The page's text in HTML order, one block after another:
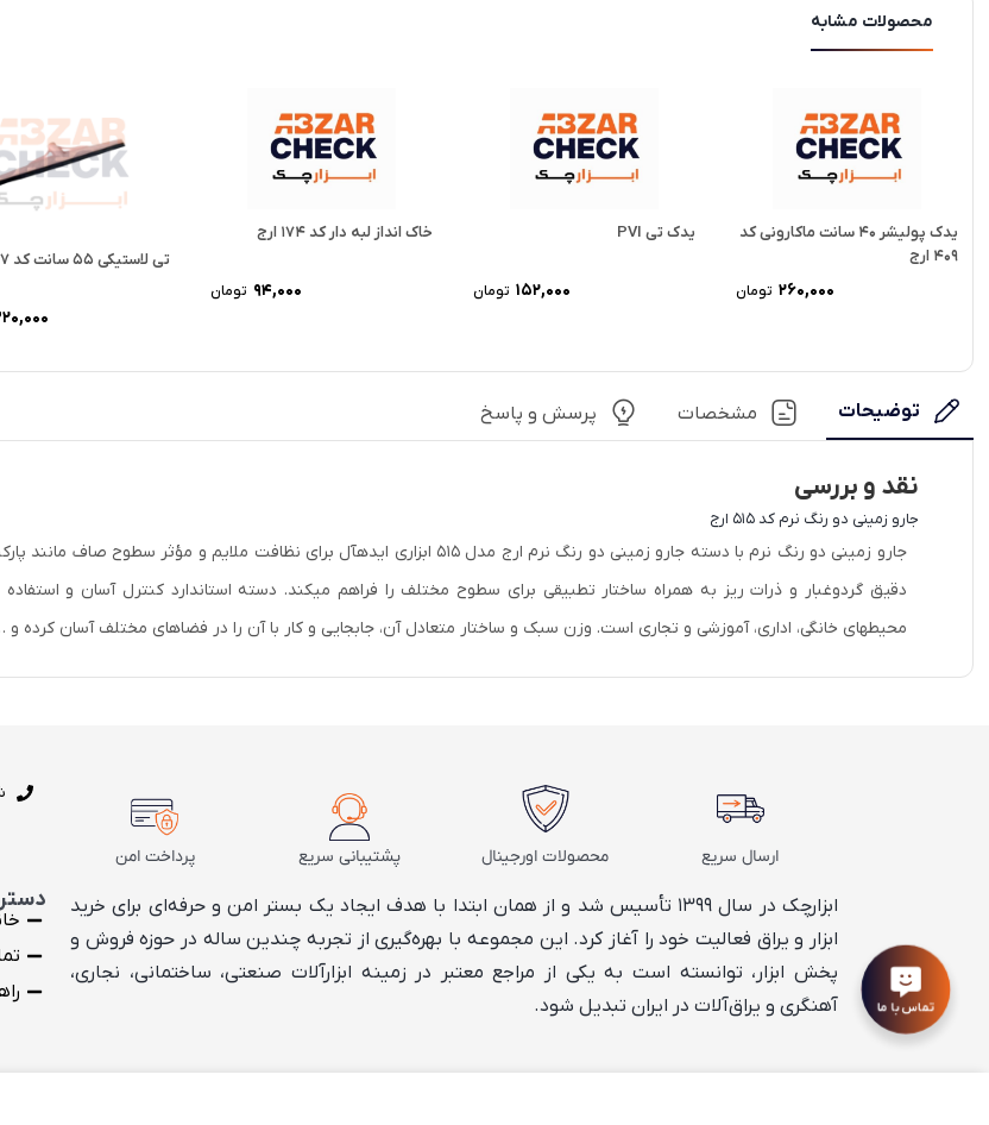
محصولات مشابه
یدک پولیشر 40 سانت ماکارونی کد
409 ارج
۲۶۰,۰۰۰ تومان
یدک تی PVI
۱۵۲,۰۰۰ تومان
خاک انداز لبه دار کد 174 ارج
۹۴,۰۰۰ تومان
تی لاستیکی 55 سانت کد 177 ارج
توضیحات مشخصات پرسش و پاسخ
نقد و بررسی
جارو زمینی دو رنگ نرم کد 515 ارج
جارو زمینی دو رنگ نرم با دسته جارو زمینی دو رنگ نرم ارج مدل ۵۱۵ ابزاری ایدهآل
دقیق گردوغبار و ذرات ریز به همراه ساختار تطبیقی برای سطوح مختلف را فراهم میکند. دسته استاندارد کنترل آسان و
محیطهای خانگی، اداری، آموزشی و تجاری است. وزن سبک و ساختار متعادل آن، جابجایی و کار با آن را در فضاهای مختلف آسان کرده و
ارسال سریع محصولات اورجینال پشتیبانی سریع پرداخت امن
ابزارچک در سال ۱۳۹۹ تأسیس شد و از همان ابتدا با هدف ایجاد یک بستر امن و حرفه‌ای برای خرید
ابزار و یراق فعالیت خود را آغاز کرد. این مجموعه با بهره‌گیری از تجربه چندین ساله در حوزه فروش و
پخش ابزار، توانسته است به یکی از مراجع معتبر در زمینه ابزارآلات صنعتی، ساختمانی، نجاری،
آهنگری و یراق‌آلات در ایران تبدیل شود.
تماس با ما